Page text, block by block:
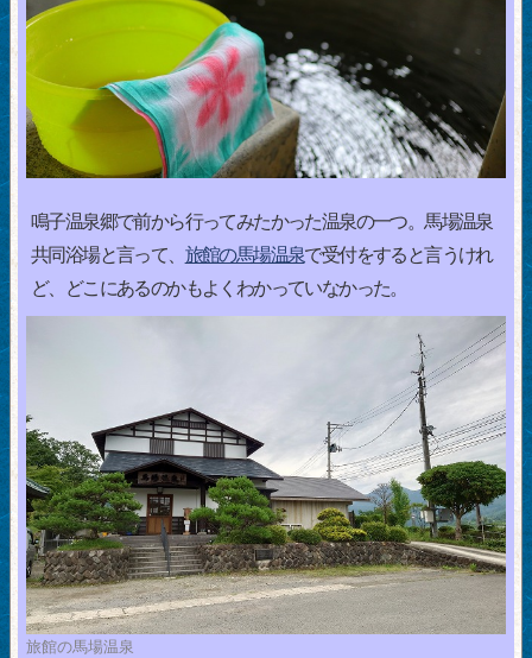
鳴子温泉郷で前から行ってみたかった温泉の一つ。馬場温泉
共同浴場と言って、 旅館の馬場温泉で受付をすると言うけれ
ど、どこにあるのかもよくわかっていなかった。
旅館の馬場温泉